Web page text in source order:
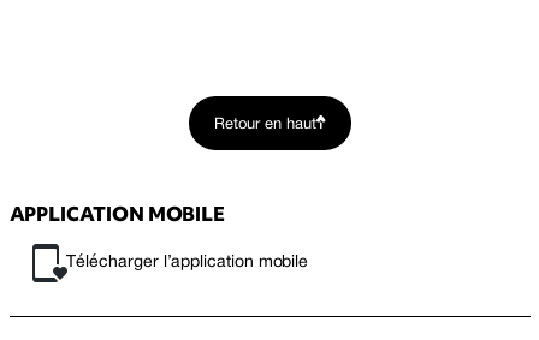
Retour en haut
APPLICATION MOBILE
Télécharger l’application mobile